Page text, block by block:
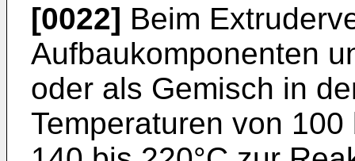
[0022] Beim
Aufbaukomponenten
oder als Gemisch in
Temperaturen von